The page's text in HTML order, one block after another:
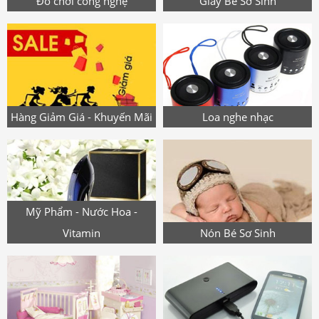
Hàng Giảm Giá - Khuyến Mãi Loa nghe nhạc
Mỹ Phẩm - Nước Hoa -
Vitamin
Nón Bé Sơ Sinh